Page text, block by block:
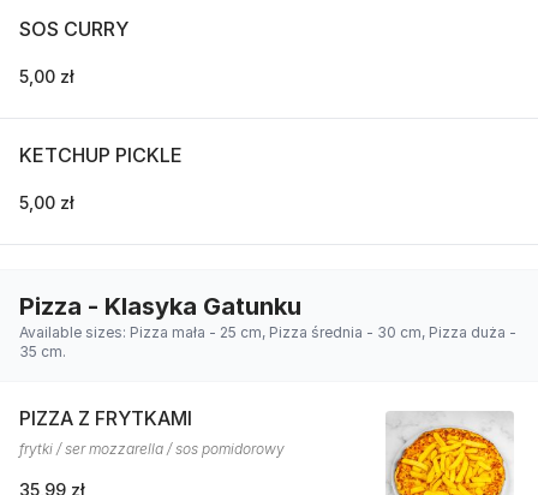
SOS CURRY
5,00 zł
KETCHUP PICKLE
5,00 zł
Pizza - Klasyka Gatunku
Available sizes: Pizza mała - 25 cm, Pizza średnia - 30 cm, Pizza duża -
35 cm.
PIZZA Z FRYTKAMI
frytki / ser mozzarella / sos pomidorowy
35,99 zł